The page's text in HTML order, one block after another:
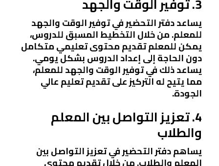
يساعد دفتر التحضير في توفير الوقت والجهد
للمعلم. من خلال التخطيط المسبق للدروس،
يمكن للمعلم تقديم محتوى تعليمي متكامل
دون الحاجة إلى إعداد الدروس بشكل يومي.
يساعد ذلك في توفير الوقت والجهد للمعلم،
مما يتيح له التركيز على تقديم تعليم عالي
الجودة.
4. تعزيز التواصل بين المعلم
والطلاب
يساهم دفتر التحضير في تعزيز التواصل بين
المعلم والطلاب. من خلال تقديم محتوى